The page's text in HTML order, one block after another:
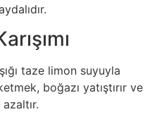
taze limon suyuyla
boğazı yatıştırır ve